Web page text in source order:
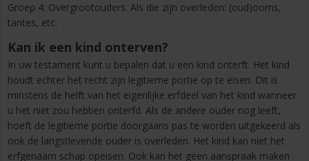
Groep 4: Overgrootouders. Als die zijn overleden: (oud)ooms,
tantes, etc.
Kan ik een kind onterven?
In uw testament kunt u bepalen dat u een kind onterft. Het kind
houdt echter het recht zijn legitieme portie op te eisen. Dit is
minstens de helft van het eigenlijke erfdeel van het kind wanneer
u het niet zou hebben onterfd. Als de andere ouder nog leeft,
hoeft de legitieme portie doorgaans pas te worden uitgekeerd als
ook de langstlevende ouder is overleden. Het kind kan niet het
erfgenaam schap opeisen. Ook kan het geen aanspraak maken